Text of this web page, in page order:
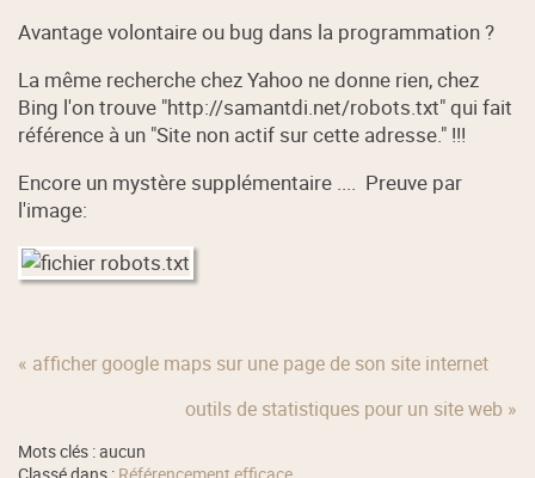
Avantage volontaire ou bug dans la programmation ?
La même recherche chez Yahoo ne donne rien, chez
Bing l'on trouve "http://samantdi.net/robots.txt" qui fait
référence à un "Site non actif sur cette adresse." !!!
Encore un mystère supplémentaire .... Preuve par
l'image:
« afficher google maps sur une page de son site internet
outils de statistiques pour un site web »
Mots clés : aucun